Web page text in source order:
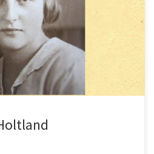
gastvrij. Haar huis
een studenten sociëteit.
van de eenzaamheid